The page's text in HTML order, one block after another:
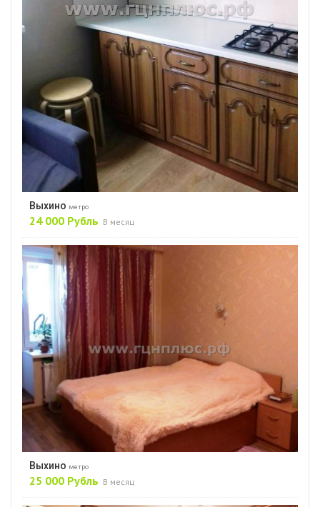
Выхино метро
24 000 Рубль В месяц
Выхино метро
25 000 Рубль В месяц